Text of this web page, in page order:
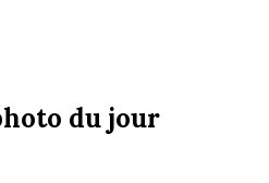
du jour